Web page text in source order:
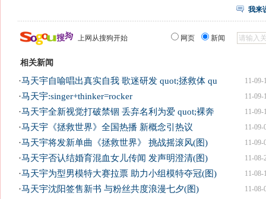
我来
上网从搜狗开始 网页 新闻
相关新闻
11-09-
·马天宇自喻唱出真实自我 歌迷研发 quot;拯救体 qu
11-09-
·马天宇:singer+thinker=rocker
11-09-
·马天宇全新视觉打破禁锢 丢弃名利为爱 quot;裸奔
11-09-
·马天宇《拯救世界》全国热播 新概念引热议
11-09-
·马天宇将发新单曲《拯救世界》 挑战摇滚风(图)
11-08-
·马天宇否认结婚育混血女儿传闻 发声明澄清(图)
11-08-
·马天宇为型男模特大赛拉票 助力小组模特夺冠(图)
11-08-
·马天宇沈阳签售新书 与粉丝共度浪漫七夕(图)